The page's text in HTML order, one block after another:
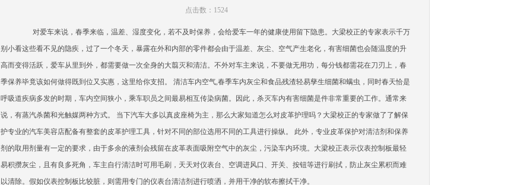
点击数：1524
对爱车来说，春季来临，温差、湿度变化，若不及时保养，会给爱车一年的健康使用留下隐患。大梁校正的专家表示千万
别小看这些看不见的隐疾，过了一个冬天，暴露在外和内部的零件都会由于温差、灰尘、空气产生老化，有害细菌也会随温度的升
高而变得活跃，爱车从里到外，都需要做一次全身的大翦灭和清洁。不外对车主来说，不要做无用功，每分钱都需花在刀刃上，春
季保养毕竟该如何做得既到位又实惠，这里给你支招。 清洁车内空气,春季车内灰尘和食品残渣轻易孳生细菌和螨虫，同时春天恰是
呼吸道疾病多发的时期，车内空间狭小，乘车职员之间最易相互传染病菌。因此，杀灭车内有害细菌是件非常重要的工作。通常来
说，有蒸汽杀菌和光触媒两种方式。 当下汽车大多以真皮座椅为主，那么大家知道怎么对皮革护理吗？大梁校正的专家做了了解保
护专业的汽车美容店配备有整套的皮革护理工具，针对不同的部位选用不同的工具进行操纵。 此外，专业皮革保护对清洁剂和保养
剂的取用剂量有一定的要求，由于多余的液剂会残留在皮革表面吸附空气中的灰尘，污染车内环境。大梁校正表示仪表控制板最轻
易积攒灰尘，且有良多死角，车主自行清洁时可用毛刷，天天对仪表台、空调进风口、开关、按钮等进行刷拭，防止灰尘累积而难
以清除。假如仪表控制板比较脏，则需用专门的仪表台清洁剂进行喷洒，并用干净的软布擦拭干净。